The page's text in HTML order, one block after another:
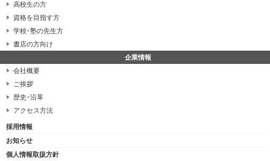
高校生の方
資格を目指す方
学校･塾の先生方
書店の方向け
企業情報
会社概要
ご挨拶
歴史･沿革
アクセス方法
採用情報
お知らせ
個人情報取扱方針